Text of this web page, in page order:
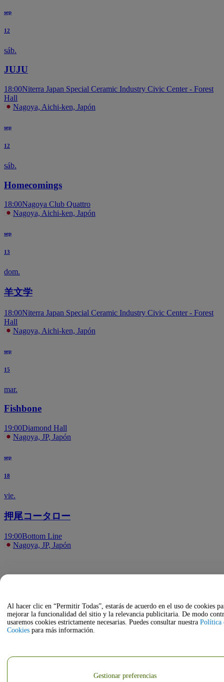
sep
12
sáb.
JUJU
18:00Niterra Japan Special Ceramic Industry Civic Center - Forest
Hall
Nagoya, Aichi-ken, Japón
sep
12
sáb.
Homecomings
18:00Nagoya Club Quattro
Nagoya, Aichi-ken, Japón
sep
13
dom.
羊文学
18:00Niterra Japan Special Ceramic Industry Civic Center - Forest
Hall
Nagoya, Aichi-ken, Japón
sep
15
mar.
Fishbone
19:00Diamond Hall
Nagoya, JP, Japón
sep
18
vie.
押尾コータロー
19:00Bottom Line
Nagoya, JP, Japón
Al hacer clic en “Permitir Todas”, estarás de acuerdo en el uso de cookies
mejorar la funcionalidad del sitio y la relevancia publicitaria. De modo
usaremos cookies estrictamente necesarias. Puedes consultar nuestra Política
Cookies para más información.
Gestionar preferencias